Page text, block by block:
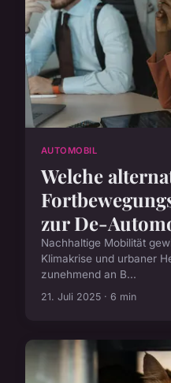
AUTOMOBIL
Welche
zur De-
Nachhaltige Mobilität
Klimakrise und urbaner
zunehmend an B...
21. Juli 2025 · 6 min